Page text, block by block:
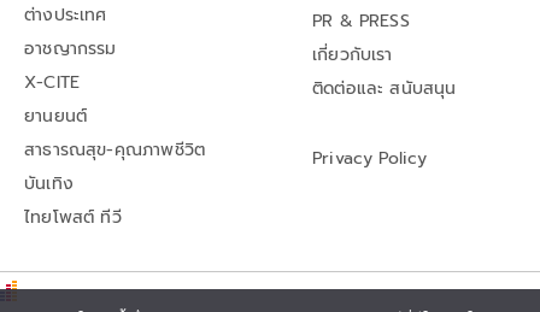
ต่างประเทศ
อาชญากรรม
X-CITE
ยานยนต์
สาธารณสุข-คุณภาพชีวิต
บันเทิง
ไทยโพสต์ ทีวี
PR & PRESS
เกี่ยวกับเรา
ติดต่อและ สนับสนุน
Privacy Policy